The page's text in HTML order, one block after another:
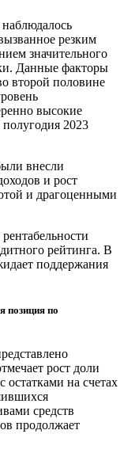
резким
значительного
Данные факторы
второй половине
высокие
полугодия 2023
внесли
и рост
и драгоценными
рейтинга. В
поддержания
позиция по
рост доли
на счетах
средств
продолжает